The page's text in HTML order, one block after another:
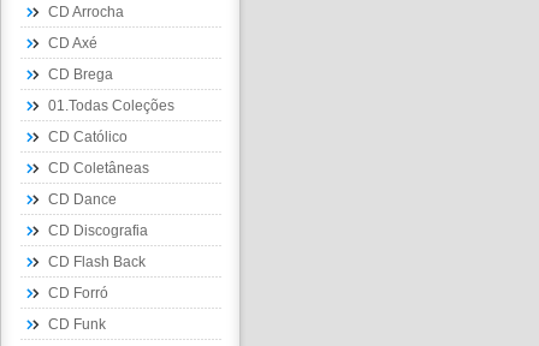
CD Arrocha
CD Axé
CD Brega
01.Todas Coleções
CD Católico
CD Coletâneas
CD Dance
CD Discografia
CD Flash Back
CD Forró
CD Funk